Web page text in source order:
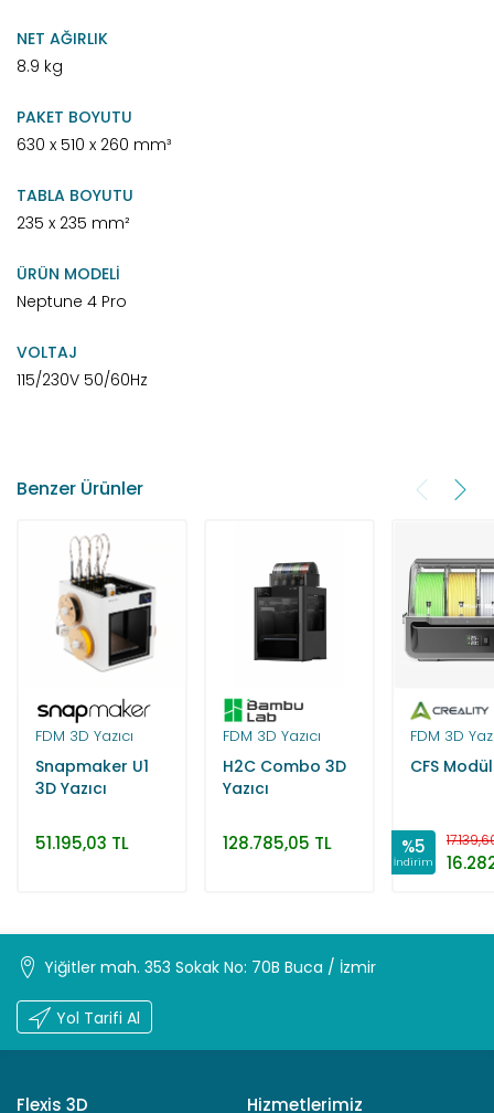
NET AĞIRLIK
8.9 kg
PAKET BOYUTU
630 x 510 x 260 mm³
TABLA BOYUTU
235 x 235 mm²
ÜRÜN MODELİ
Neptune 4 Pro
VOLTAJ
115/230V 50/60Hz
Benzer Ürünler
FDM 3D Yazıcı
Snapmaker U1
3D Yazıcı
51.195,03 TL
FDM 3D Yazıcı
H2C Combo 3D
Yazıcı
128.785,05 TL
FDM 3D
CFS Modül
%5
İndirim
Yiğitler mah. 353 Sokak No: 70B Buca / İzmir
Yol Tarifi Al
Flexis 3D Hizmetlerimiz